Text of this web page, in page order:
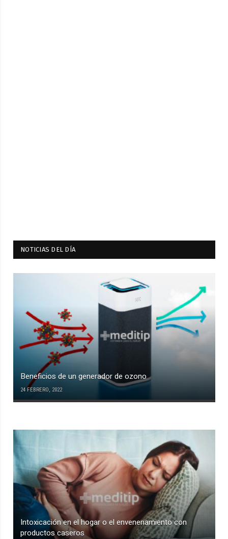
NOTICIAS DEL DÍA
Beneficios de un generador de ozono
24 FEBRERO, 2022
Intoxicación en el hogar o el envenenamiento con
productos caseros